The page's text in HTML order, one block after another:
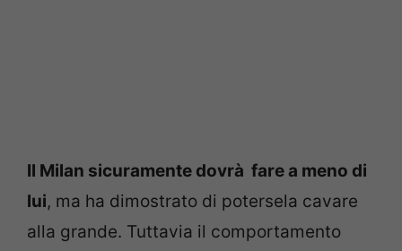
Il Milan sicuramente dovrà fare a meno di
lui, ma ha dimostrato di potersela cavare
alla grande. Tuttavia il comportamento